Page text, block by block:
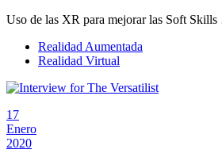
Uso de las XR para mejorar las Soft
Realidad Aumentada
Realidad Virtual
17
Enero
2020